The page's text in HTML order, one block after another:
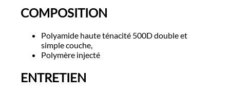
COMPOSITION
Polyamide haute ténacité 500D double et
simple couche,
Polymère injecté
ENTRETIEN